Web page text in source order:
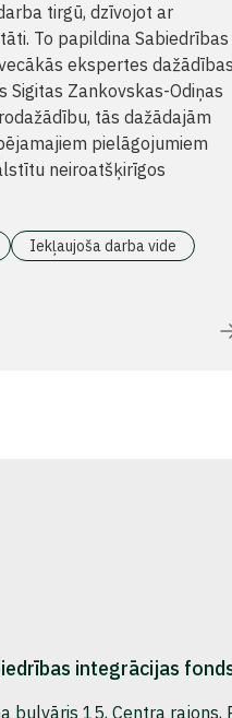
tirgū, dzīvojot ar
To papildina Sabiedrības
ekspertes dažādības
Sigitas Zankovskas-Odiņas
tās dažādajām
pielāgojumiem
neiroatšķirīgos
Iekļaujoša darba vide
integrācijas
bulvāris 15, Centra rajons,